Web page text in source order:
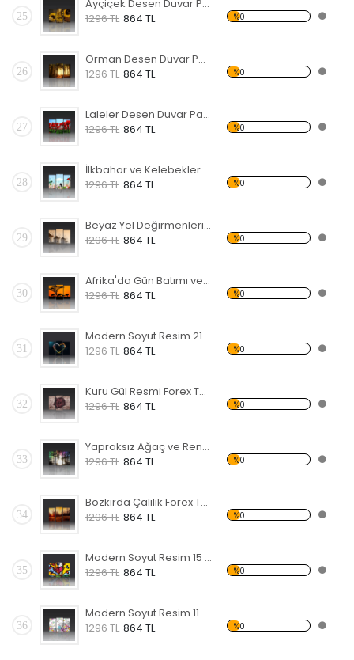
25
Ayçiçek Desen Duvar Panosu
1296 TL 864 TL %0
26
Orman Desen Duvar Panosu
1296 TL 864 TL %0
27
Laleler Desen Duvar Panosu
1296 TL 864 TL %0
28
İlkbahar ve Kelebekler Forex Tablo
1296 TL 864 TL %0
29
Beyaz Yel Değirmenleri Forex Tablo
1296 TL 864 TL %0
30
Afrika'da Gün Batımı ve Filler Forex Tablo
1296 TL 864 TL %0
31
Modern Soyut Resim 21 Forex Tablo
1296 TL 864 TL %0
32
Kuru Gül Resmi Forex Tablo
1296 TL 864 TL %0
33
Yapraksız Ağaç ve Renkli Gökyüzü Forex Tablo
1296 TL 864 TL %0
34
Bozkırda Çalılık Forex Tablo
1296 TL 864 TL %0
35
Modern Soyut Resim 15 Forex Tablo
1296 TL 864 TL %0
36
Modern Soyut Resim 11 Forex Tablo
1296 TL 864 TL %0